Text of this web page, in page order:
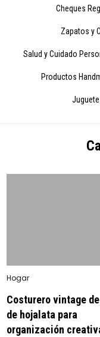
Cheques
Zapatos y
Salud y Cuidado
Productos
Posted
Hogar
Costurero vintage
de hojalata para
organización